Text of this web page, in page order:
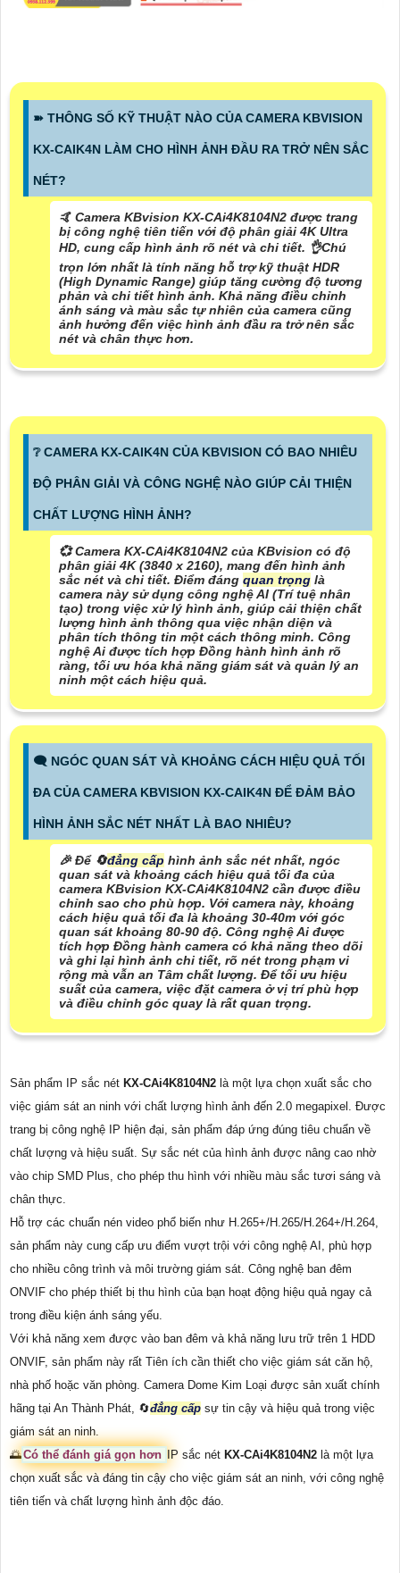
➽ THÔNG SỐ KỸ THUẬT NÀO CỦA CAMERA KBVISION
KX-CAIK4N LÀM CHO HÌNH ẢNH ĐẦU RA TRỞ NÊN SẮC
NÉT?
🤙 Camera KBvision KX-CAi4K8104N2 được trang
bị công nghệ tiên tiến với độ phân giải 4K Ultra
HD, cung cấp hình ảnh rõ nét và chi tiết. 👌Chú
trọn lớn nhất là tính năng hỗ trợ kỹ thuật HDR
(High Dynamic Range) giúp tăng cường độ tương
phản và chi tiết hình ảnh. Khả năng điều chỉnh
ánh sáng và màu sắc tự nhiên của camera cũng
ảnh hưởng đến việc hình ảnh đầu ra trở nên sắc
nét và chân thực hơn.
❔ CAMERA KX-CAIK4N CỦA KBVISION CÓ BAO NHIÊU
ĐỘ PHÂN GIẢI VÀ CÔNG NGHỆ NÀO GIÚP CẢI THIỆN
CHẤT LƯỢNG HÌNH ẢNH?
💞 Camera KX-CAi4K8104N2 của KBvision có độ
phân giải 4K (3840 x 2160), mang đến hình ảnh
sắc nét và chi tiết. Điểm đáng quan trọng là
camera này sử dụng công nghệ AI (Trí tuệ nhân
tạo) trong việc xử lý hình ảnh, giúp cải thiện chất
lượng hình ảnh thông qua việc nhận diện và
phân tích thông tin một cách thông minh. Công
nghệ Ai được tích hợp Đồng hành hình ảnh rõ
ràng, tối ưu hóa khả năng giám sát và quản lý an
ninh một cách hiệu quả.
🗨️ NGÓC QUAN SÁT VÀ KHOẢNG CÁCH HIỆU QUẢ TỐI
ĐA CỦA CAMERA KBVISION KX-CAIK4N ĐỂ ĐẢM BẢO
HÌNH ẢNH SẮC NÉT NHẤT LÀ BAO NHIÊU?
️🎉 Để 🔄đẳng cấp hình ảnh sắc nét nhất, ngóc
quan sát và khoảng cách hiệu quả tối đa của
camera KBvision KX-CAi4K8104N2 cần được điều
chỉnh sao cho phù hợp. Với camera này, khoảng
cách hiệu quả tối đa là khoảng 30-40m với góc
quan sát khoảng 80-90 độ. Công nghệ Ai được
tích hợp Đồng hành camera có khả năng theo dõi
và ghi lại hình ảnh chi tiết, rõ nét trong phạm vi
rộng mà vẫn an Tâm chất lượng. Để tối ưu hiệu
suất của camera, việc đặt camera ở vị trí phù hợp
và điều chỉnh góc quay là rất quan trọng.
Sản phẩm IP sắc nét KX-CAi4K8104N2 là một lựa chọn xuất sắc cho
việc giám sát an ninh với chất lượng hình ảnh đến 2.0 megapixel. Được
trang bị công nghệ IP hiện đại, sản phẩm đáp ứng đúng tiêu chuẩn về
chất lượng và hiệu suất. Sự sắc nét của hình ảnh được nâng cao nhờ
vào chip SMD Plus, cho phép thu hình với nhiều màu sắc tươi sáng và
chân thực.
Hỗ trợ các chuẩn nén video phổ biến như H.265+/H.265/H.264+/H.264,
sản phẩm này cung cấp ưu điểm vượt trội với công nghệ AI, phù hợp
cho nhiều công trình và môi trường giám sát. Công nghệ ban đêm
ONVIF cho phép thiết bị thu hình của bạn hoạt động hiệu quả ngay cả
trong điều kiện ánh sáng yếu.
Với khả năng xem được vào ban đêm và khả năng lưu trữ trên 1 HDD
ONVIF, sản phẩm này rất Tiên ích cần thiết cho việc giám sát căn hộ,
nhà phố hoặc văn phòng. Camera Dome Kim Loại được sản xuất chính
hãng tại An Thành Phát, 🔄đẳng cấp sự tin cậy và hiệu quả trong việc
giám sát an ninh.
🌅Có thể đánh giá gọn hơn IP sắc nét KX-CAi4K8104N2 là một lựa
chọn xuất sắc và đáng tin cậy cho việc giám sát an ninh, với công nghệ
tiên tiến và chất lượng hình ảnh độc đáo.